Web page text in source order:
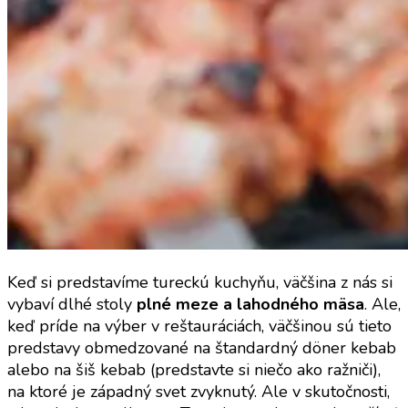
Keď si predstavíme tureckú kuchyňu, väčšina z nás si
vybaví dlhé stoly plné meze a lahodného mäsa. Ale,
keď príde na výber v reštauráciách, väčšinou sú tieto
predstavy obmedzované na štandardný döner kebab
alebo na šiš kebab (predstavte si niečo ako ražniči),
na ktoré je západný svet zvyknutý. Ale v skutočnosti,